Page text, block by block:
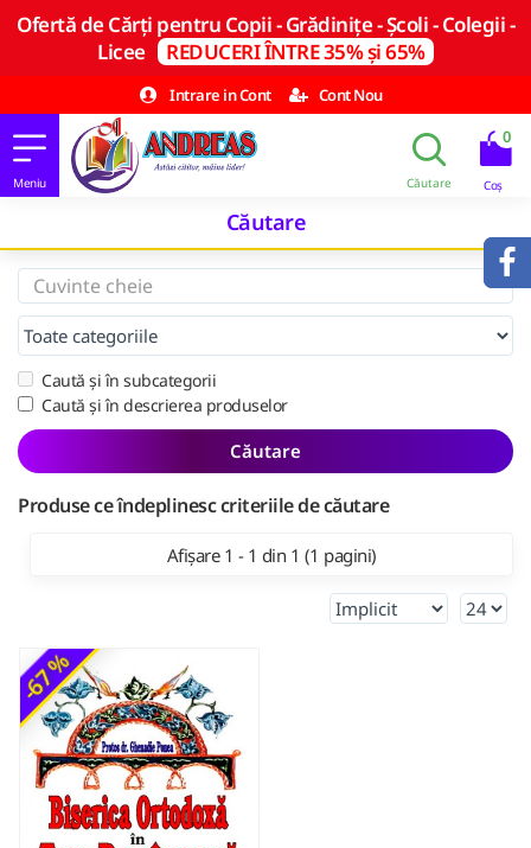
Ofertă de Cărți pentru Copii - Grădinițe - Școli - Colegii -
Licee REDUCERI ÎNTRE 35% și 65%
Intrare in Cont
Cont Nou
0
Căutare
Caută și în subcategorii
Caută și în descrierea produselor
Căutare
Produse ce îndeplinesc criteriile de căutare
Afișare 1 - 1 din 1 (1 pagini)
-67 %